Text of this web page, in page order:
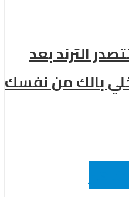
الترند بعد
بالك من نفسك